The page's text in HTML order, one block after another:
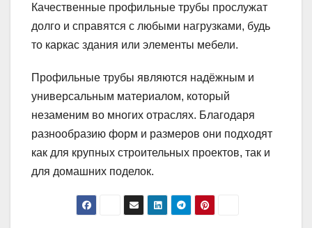
Качественные профильные трубы прослужат
долго и справятся с любыми нагрузками, будь
то каркас здания или элементы мебели.
Профильные трубы являются надёжным и
универсальным материалом, который
незаменим во многих отраслях. Благодаря
разнообразию форм и размеров они подходят
как для крупных строительных проектов, так и
для домашних поделок.